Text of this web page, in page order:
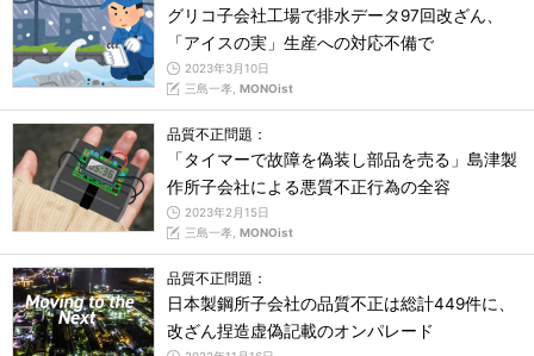
グリコ子会社工場で排水データ97回改ざん、
「アイスの実」生産への対応不備で
2023年3月10日
三島一孝, MONOist
品質不正問題：
「タイマーで故障を偽装し部品を売る」島津製
作所子会社による悪質不正行為の全容
2023年2月15日
三島一孝, MONOist
品質不正問題：
日本製鋼所子会社の品質不正は総計449件に、
改ざん捏造虚偽記載のオンパレード